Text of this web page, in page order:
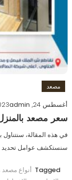
مصعد
أغسطس 24, 2023
admin
سعر مصعد بالمنزل
في هذه المقالة،
سنستكشف عوامل تحديد
Tagged أنواع مصعد